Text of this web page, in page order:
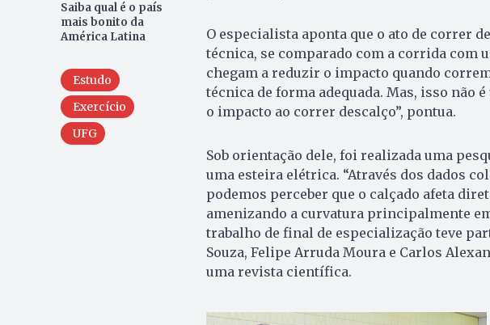
Saiba qual é o país
mais bonito da
América Latina
Estudo
Exercício
UFG
O especialista aponta que o ato de correr
técnica, se comparado com a corrida com
chegam a reduzir o impacto quando
técnica de forma adequada. Mas, isso não
o impacto ao correr descalço”, pontua.
Sob orientação dele, foi realizada uma
uma esteira elétrica. “Através dos dados
podemos perceber que o calçado afeta
amenizando a curvatura principalmente
trabalho de final de especialização teve
Souza, Felipe Arruda Moura e Carlos
uma revista científica.